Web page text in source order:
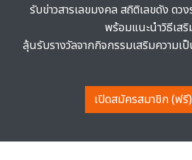
รับข่าวสารเลขมงคล สถิติเลขดัง ดว
พร้อมแนะนำวิธีเสริ
ลุ้นรับรางวัลจากกิจกรรมเสริมความเ
เปิดสมัครสมาชิก (ฟรี